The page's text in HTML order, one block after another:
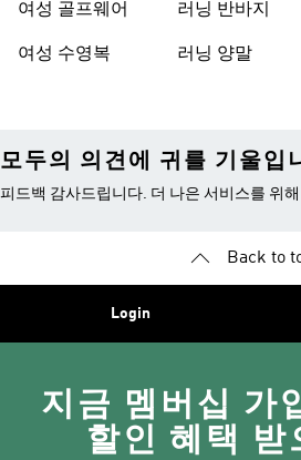
여성 골프웨어
여성 수영복
러닝 반바지
러닝 양말
모두의 의견에 귀를 기울입
피드백 감사드립니다. 더 나은 서비스를 위
Back to
Login
지금 멤버십 가
할인 혜택 받